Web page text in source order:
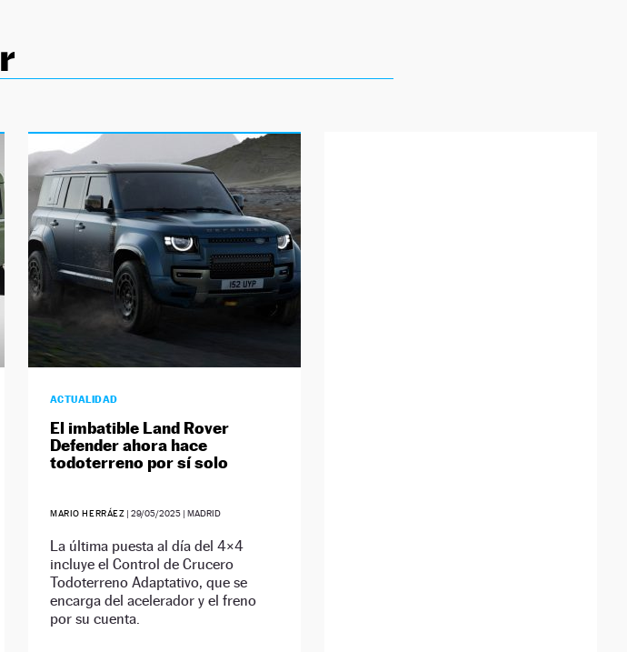
ACTUALIDAD
El imbatible Land Rover
Defender ahora hace
todoterreno por sí solo
MARIO HERRÁEZ |29/05/2025 | MADRID
La última puesta al día del 4×4
incluye el Control de Crucero
Todoterreno Adaptativo, que se
encarga del acelerador y el freno
por su cuenta.